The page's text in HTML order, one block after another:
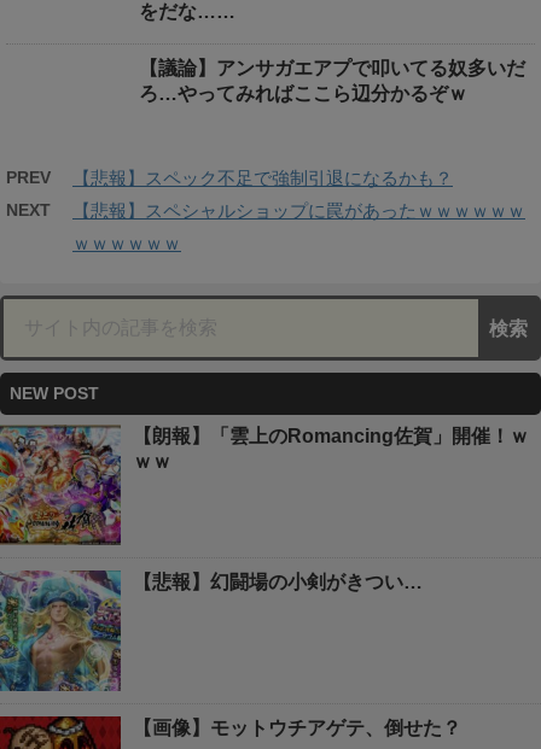
をだな……
【議論】アンサガエアプで叩いてる奴多いだ
ろ…やってみればここら辺分かるぞｗ
PREV 【悲報】スペック不足で強制引退になるかも？
NEXT
【悲報】スペシャルショップに罠があったｗｗｗｗｗｗ
ｗｗｗｗｗｗ
NEW POST
【朗報】「雲上のRomancing佐賀」開催！ｗ
ｗｗ
【悲報】幻闘場の小剣がきつい…
【画像】モットウチアゲテ、倒せた？